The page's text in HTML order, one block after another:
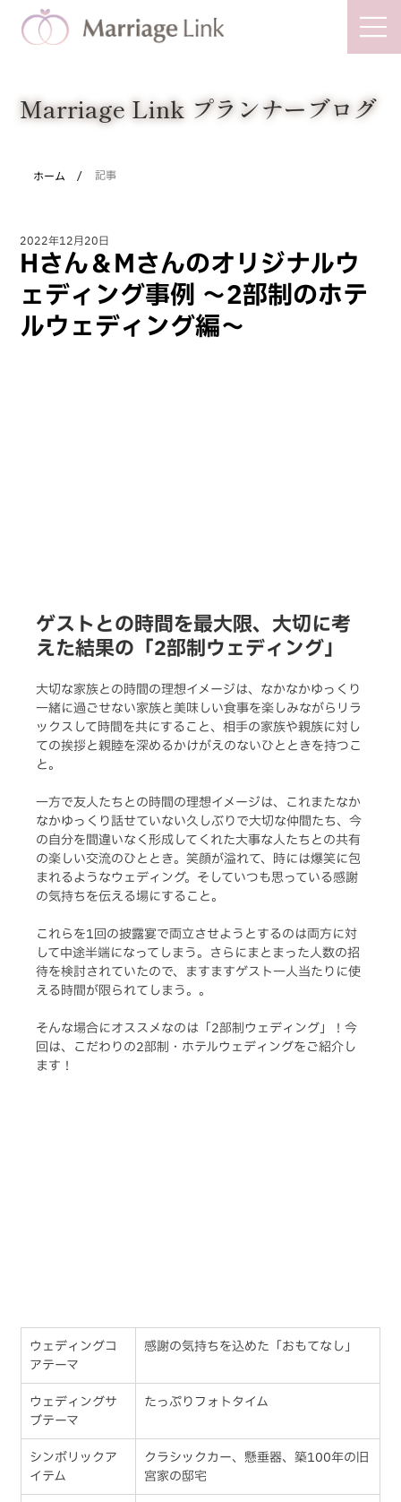
Marriage Link
Marriage Link プランナーブログ
ホーム / 記事
Hさん＆Mさんのオリジナルウ
ェディング事例 ～2部制のホテ
ルウェディング編～
2022年12月20日
ゲストとの時間を最大限、大切に考
えた結果の「2部制ウェディング」
大切な家族との時間の理想イメージは、なかなかゆっくり
一緒に過ごせない家族と美味しい食事を楽しみながらリラ
ックスして時間を共にすること、相手の家族や親族に対し
ての挨拶と親睦を深めるかけがえのないひとときを持つこ
と。
一方で友人たちとの時間の理想イメージは、これまたなか
なかゆっくり話せていない久しぶりで大切な仲間たち、今
の自分を間違いなく形成してくれた大事な人たちとの共有
の楽しい交流のひととき。笑顔が溢れて、時には爆笑に包
まれるようなウェディング。そしていつも思っている感謝
の気持ちを伝える場にすること。
これらを1回の披露宴で両立させようとするのは両方に対
して中途半端になってしまう。さらにまとまった人数の招
待を検討されていたので、ますますゲスト一人当たりに使
える時間が限られてしまう。。
そんな場合にオススメなのは「2部制ウェディング」！今
回は、こだわりの2部制・ホテルウェディングをご紹介し
ます！
ウェディングコ
アテーマ
感謝の気持ちを込めた「おもてなし」
ウェディングサ
ブテーマ
たっぷりフォトタイム
シンボリックア
イテム
クラシックカー、懸垂器、築100年の旧
宮家の邸宅